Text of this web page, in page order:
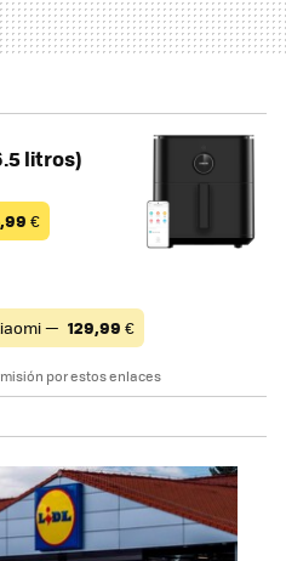
litros)
€
— 129,99 €
por estos enlaces